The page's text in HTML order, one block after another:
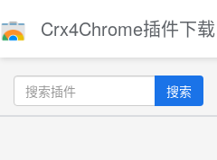
Crx4Chrome插件下载
搜索